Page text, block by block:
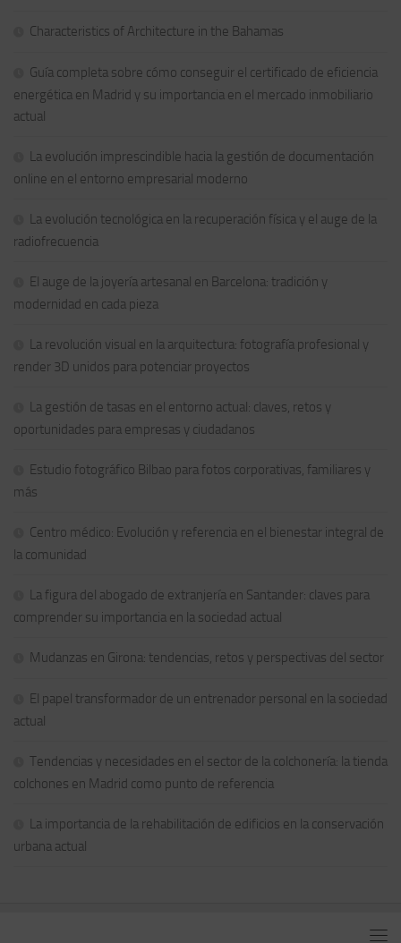
Characteristics of Architecture in the Bahamas
Guía completa sobre cómo conseguir el certificado de eficiencia
energética en Madrid y su importancia en el mercado inmobiliario
actual
La evolución imprescindible hacia la gestión de documentación
online en el entorno empresarial moderno
La evolución tecnológica en la recuperación física y el auge de la
radiofrecuencia
El auge de la joyería artesanal en Barcelona: tradición y
modernidad en cada pieza
La revolución visual en la arquitectura: fotografía profesional y
render 3D unidos para potenciar proyectos
La gestión de tasas en el entorno actual: claves, retos y
oportunidades para empresas y ciudadanos
Estudio fotográfico Bilbao para fotos corporativas, familiares y
más
Centro médico: Evolución y referencia en el bienestar integral de
la comunidad
La figura del abogado de extranjería en Santander: claves para
comprender su importancia en la sociedad actual
Mudanzas en Girona: tendencias, retos y perspectivas del sector
El papel transformador de un entrenador personal en la sociedad
actual
Tendencias y necesidades en el sector de la colchonería: la tienda
colchones en Madrid como punto de referencia
La importancia de la rehabilitación de edificios en la conservación
urbana actual